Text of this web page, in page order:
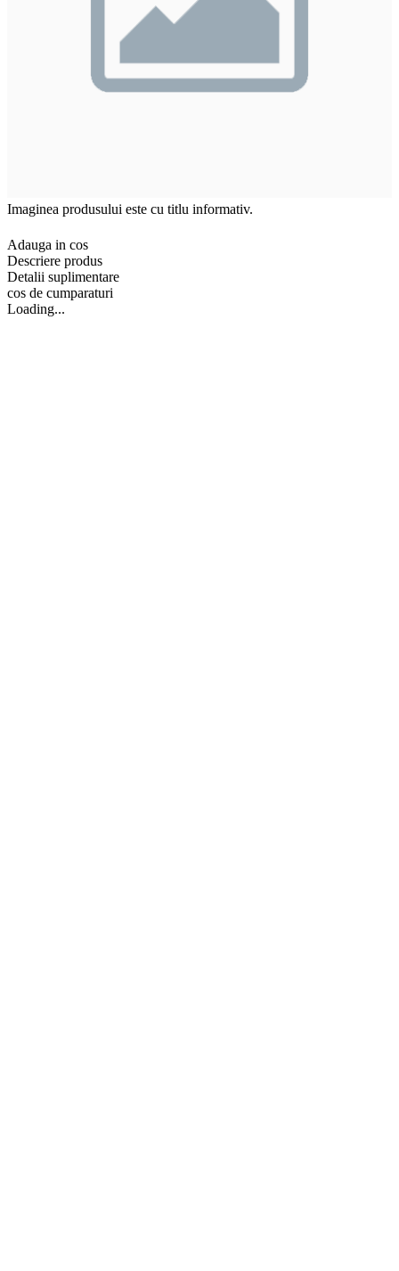
Imaginea produsului este cu titlu informativ.
Adauga in cos
Descriere produs
Detalii suplimentare
cos de cumparaturi
Loading...